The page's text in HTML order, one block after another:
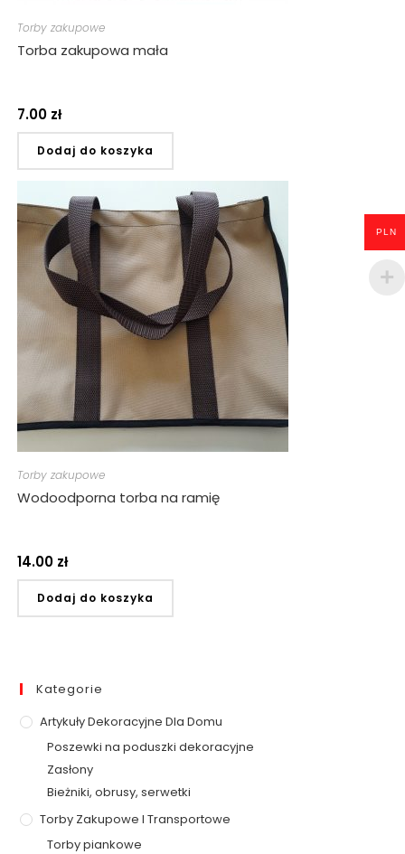
Torby zakupowe
Torba zakupowa mała
7.00 zł
Dodaj do koszyka
Torby zakupowe
Wodoodporna torba na ramię
14.00 zł
Dodaj do koszyka
Kategorie
Artykuły Dekoracyjne Dla Domu
Poszewki na poduszki dekoracyjne
Zasłony
Bieżniki, obrusy, serwetki
Torby Zakupowe I Transportowe
Torby piankowe
PLN